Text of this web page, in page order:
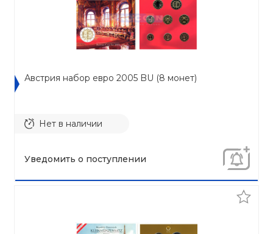
Австрия набор евро 2005 BU (8 монет)
Нет в наличии
Уведомить о поступлении